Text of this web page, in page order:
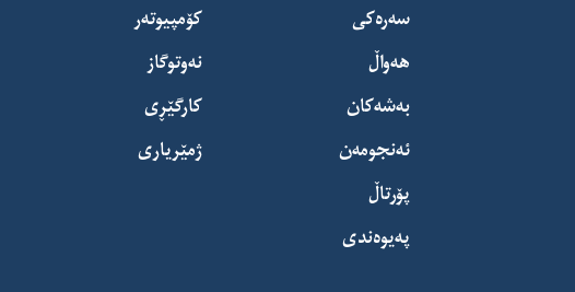
سەرەکی
هەواڵ
بەشەکان
ئەنجومەن
پۆرتاڵ
پەیوەندی
کۆمپیوتەر
نەوتوگاز
کارگێڕی
ژمێریاری